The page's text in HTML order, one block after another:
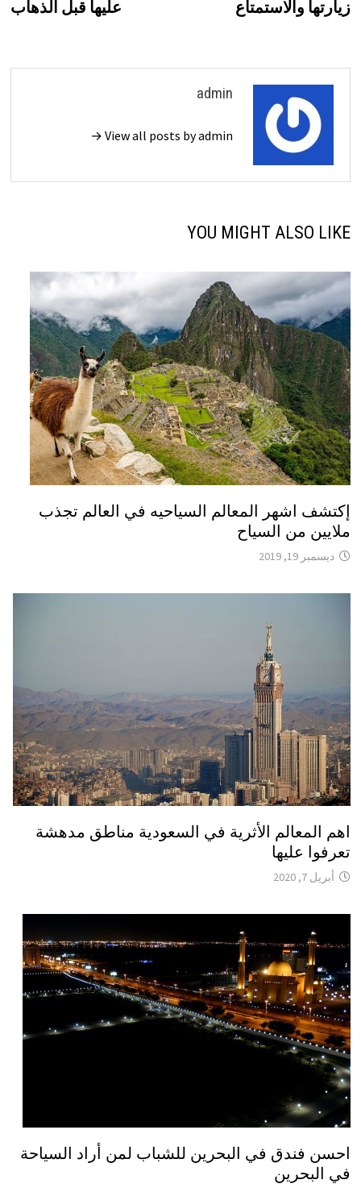
زيارتها والاستمتاع عليها قبل الذهاب
admin
View all posts by admin →
YOU MIGHT ALSO LIKE
إكتشف اشهر المعالم السياحيه في العالم تجذب
ملايين من السياح
ديسمبر 19, 2019
اهم المعالم الأثرية في السعودية مناطق مدهشة
تعرفوا عليها
أبريل 7, 2020
احسن فندق في البحرين للشباب لمن أراد السياحة
في البحرين